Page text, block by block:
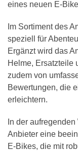
eines neuen E-
Im Sortiment des
speziell für
Ergänzt wird das
Helme, Ersatzteile
zudem von
Bewertungen, die
erleichtern.
In der
Anbieter eine
E-Bikes, die mit